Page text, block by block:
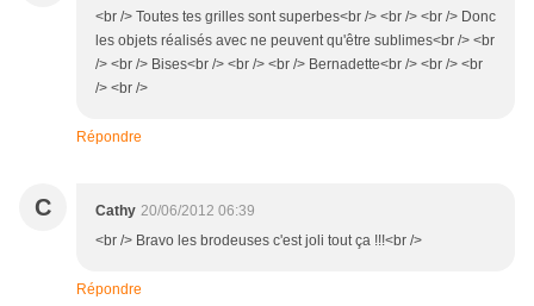
<br /> Toutes tes grilles sont superbes<br /> <br /> <br /> Donc
les objets réalisés avec ne peuvent qu'être sublimes<br /> <br
/> <br /> Bises<br /> <br /> <br /> Bernadette<br /> <br /> <br
/> <br />
Répondre
C Cathy 20/06/2012 06:39
<br /> Bravo les brodeuses c'est joli tout ça !!!<br />
Répondre